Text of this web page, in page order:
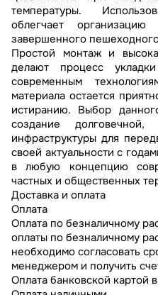
температуры.
облегчает
завершенного
Простой монтаж и
делают процесс
современным
материала остается
истиранию. Выбор
создание
инфраструктуры для
своей актуальности с
в любую концепцию
частных и общественных
Доставка и оплата
Оплата
Оплата по безналичному
оплаты по безналичному
необходимо согласовать
менеджером и получить
Оплата банковской